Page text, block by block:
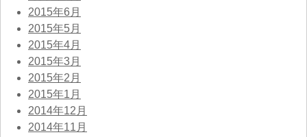
2015年6月
2015年5月
2015年4月
2015年3月
2015年2月
2015年1月
2014年12月
2014年11月